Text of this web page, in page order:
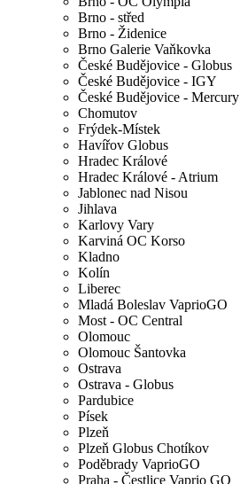
Brno - střed
Brno - Židenice
Brno Galerie Vaňkovka
České Budějovice - Globus
České Budějovice - IGY
České Budějovice - Mercury
Chomutov
Frýdek-Místek
Havířov Globus
Hradec Králové
Hradec Králové - Atrium
Jablonec nad Nisou
Jihlava
Karlovy Vary
Karviná OC Korso
Kladno
Kolín
Liberec
Mladá Boleslav VaprioGO
Most - OC Central
Olomouc
Olomouc Šantovka
Ostrava
Ostrava - Globus
Pardubice
Písek
Plzeň
Plzeň Globus Chotíkov
Poděbrady VaprioGO
Praha - Čestlice Vaprio GO